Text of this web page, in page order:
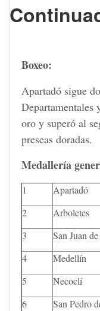
Boxeo:
Apartadó sigue
Departamentales
oro y superó al
preseas doradas.
Medallería
1 Apartadó
2
Arboletes
3
San Juan
4
Medellín
5
Necoclí
6
San Pedro